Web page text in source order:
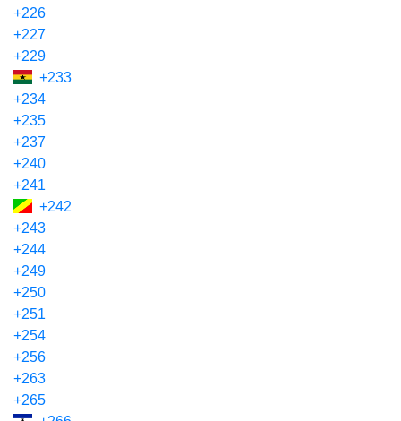
+226
+227
+229
+233
+234
+235
+237
+240
+241
+242
+243
+244
+249
+250
+251
+254
+256
+263
+265